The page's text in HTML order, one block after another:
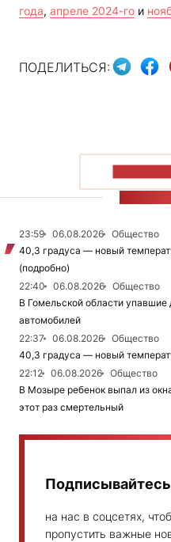
года, апреле 2024-го и
ПОДЕЛИТЬСЯ:
23:59 06.08.2026
Общество
40,3 градуса — новый
(подробно)
22:40
06.08.2026
Общество
В Гомельской области упавшие
автомобилей
22:37
06.08.2026
Общество
40,3 градуса — новый
22:12
06.08.2026
Общество
В Мозыре ребенок выпал из
этот раз смертельный
Подписывайтесь
на нас в соцсетях,
пропустить важные